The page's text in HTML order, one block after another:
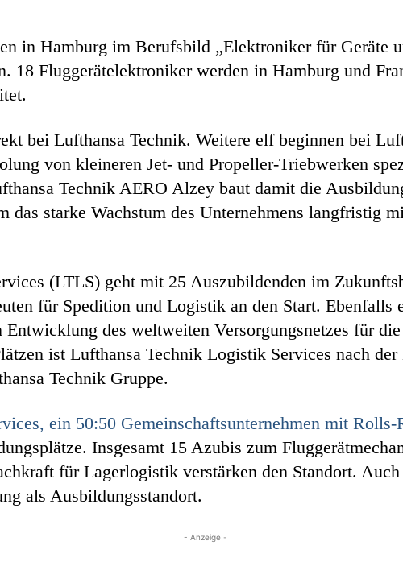
in Hamburg im Berufsbild „Elektroniker für Geräte
18 Fluggerätelektroniker werden in Hamburg und
bei Lufthansa Technik. Weitere elf beginnen bei
von kleineren Jet- und Propeller-Triebwerken
Technik AERO Alzey baut damit die
das starke Wachstum des Unternehmens langfristig
(LTLS) geht mit 25 Auszubildenden im
für Spedition und Logistik an den Start. Ebenfalls
Entwicklung des weltweiten Versorgungsnetzes für
ist Lufthansa Technik Logistik Services nach
Technik Gruppe.
ein 50:50 Gemeinschaftsunternehmen mit Rolls-
Insgesamt 15 Azubis zum
für Lagerlogistik verstärken den Standort.
als Ausbildungsstandort.
- Anzeige -